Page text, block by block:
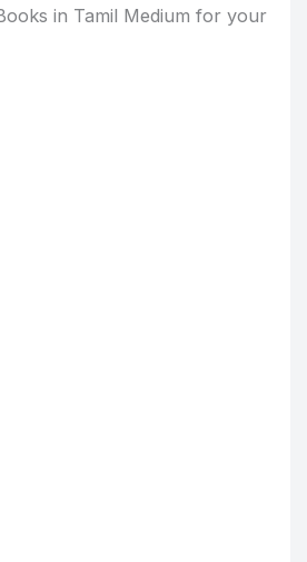
in Tamil Medium for your